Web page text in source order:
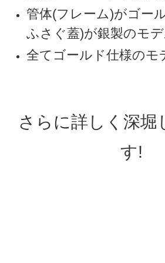
管体(フレーム)がゴー
ふさぐ蓋)が銀製のモ
全てゴールド仕様のモ
さらに詳しく深堀
す!